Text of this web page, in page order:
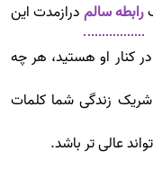
رابطه سالمدرازمدت این
کنار او هستید، هر چه
زندگی شما کلمات
عالی تر باشد.